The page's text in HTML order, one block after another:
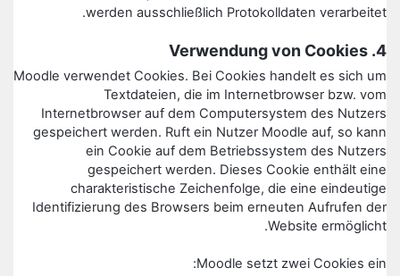
werden ausschließlich Protokolldaten verarbeitet.
4. Verwendung von Cookies
Moodle verwendet Cookies. Bei Cookies handelt es sich um
Textdateien, die im Internetbrowser bzw. vom
Internetbrowser auf dem Computersystem des Nutzers
gespeichert werden. Ruft ein Nutzer Moodle auf, so kann
ein Cookie auf dem Betriebssystem des Nutzers
gespeichert werden. Dieses Cookie enthält eine
charakteristische Zeichenfolge, die eine eindeutige
Identifizierung des Browsers beim erneuten Aufrufen der
Website ermöglicht.
Moodle setzt zwei Cookies ein: